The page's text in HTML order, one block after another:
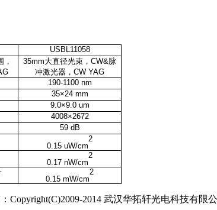
USBL11058
，
35mm大直径光束， CW&脉
冲激光器， CW YAG
190-1100 nm
35×24 mm
9.0×9.0 um
4008×2672
59 dB
0.15 uW/cm
2
0.17 nW/cm
2
0.15 mW/cm
2
Copyright(C)2009-2014 武汉华拓轩光电科技有限